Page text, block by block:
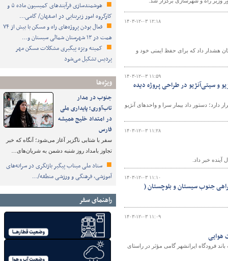
هوشمندسازی فرآیندهای کمیسیون ماده ۵ و
کارگروه امور زیربنایی در اصفهان/ گامی…
فعال بودن پروژه‌های راه و مسکن با بیش از ۷۴
همت در ۱۳ شهرستان شمالی سیستان و…
کمیته ویژه پیگیری مشکلات مسکن مهر
پردیس تشکیل می‌شود
ویژه‌ها
جنوب در مدار
تاب‌آوری؛ پایداری ملی
در امتداد خلیج همیشه
فارس
سفر با شتابی ناگزیر آغاز می‌شود؛ آنگاه که خبر
تجاوز بامداد روز شنبه دشمن به شریان‌های…
ستاد ملی میناب پیگیر بازنگری در سرانه‌های
آموزشی، فرهنگی و ورزشی منطقه/…
راهنمای سفر
۱۴۰۳-۱۲-۰۳ ۱۲:۱۸
هشدار داد که برای حفظ ایمنی خود و
۱۴۰۳-۱۲-۰۳ ۱۱:۵۹
واحدهای آنژیو و سیتی‌آنژیو در طراحی پروژه دیده
که در دست احداث قرار دارد؛ دستور داد بیمار سرا و واحدهای آنژیو
۱۴۰۳-۱۲-۰۳ ۱۱:۲۸
خبر داد.
۱۴۰۳-۱۲-۰۳ ۱۱:۱۰
اصلی و بزرگراهی جنوب سیستان و بلوچستان (
۱۴۰۳-۱۲-۰۳ ۱۱:۰۹
هوایی
فرودگاه ایرانشهر گامی مؤثر در راستای